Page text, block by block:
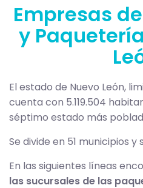
Empresas
y
El estado de Nuevo León,
cuenta con 5.119.504
séptimo estado más
Se divide en 51 municipios y
En las siguientes líneas
las sucursales de las